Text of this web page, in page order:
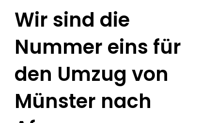
Wir sind die
Nummer eins für
den Umzug von
Münster nach